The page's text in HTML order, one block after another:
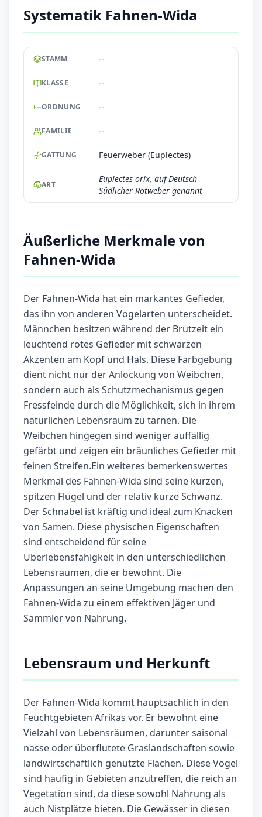
Systematik Fahnen-Wida
STAMM --
KLASSE --
ORDNUNG --
FAMILIE --
GATTUNG Feuerweber (Euplectes)
ART
Euplectes orix, auf Deutsch
Südlicher Rotweber genannt
Äußerliche Merkmale von
Fahnen-Wida
Der Fahnen-Wida hat ein markantes Gefieder,
das ihn von anderen Vogelarten unterscheidet.
Männchen besitzen während der Brutzeit ein
leuchtend rotes Gefieder mit schwarzen
Akzenten am Kopf und Hals. Diese Farbgebung
dient nicht nur der Anlockung von Weibchen,
sondern auch als Schutzmechanismus gegen
Fressfeinde durch die Möglichkeit, sich in ihrem
natürlichen Lebensraum zu tarnen. Die
Weibchen hingegen sind weniger auffällig
gefärbt und zeigen ein bräunliches Gefieder mit
feinen Streifen.Ein weiteres bemerkenswertes
Merkmal des Fahnen-Wida sind seine kurzen,
spitzen Flügel und der relativ kurze Schwanz.
Der Schnabel ist kräftig und ideal zum Knacken
von Samen. Diese physischen Eigenschaften
sind entscheidend für seine
Überlebensfähigkeit in den unterschiedlichen
Lebensräumen, die er bewohnt. Die
Anpassungen an seine Umgebung machen den
Fahnen-Wida zu einem effektiven Jäger und
Sammler von Nahrung.
Lebensraum und Herkunft
Der Fahnen-Wida kommt hauptsächlich in den
Feuchtgebieten Afrikas vor. Er bewohnt eine
Vielzahl von Lebensräumen, darunter saisonal
nasse oder überflutete Graslandschaften sowie
landwirtschaftlich genutzte Flächen. Diese Vögel
sind häufig in Gebieten anzutreffen, die reich an
Vegetation sind, da diese sowohl Nahrung als
auch Nistplätze bieten. Die Gewässer in diesen